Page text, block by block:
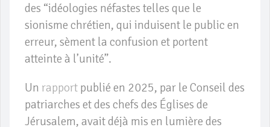
des “idéologies néfastes telles que le
sionisme chrétien, qui induisent le public en
erreur, sèment la confusion et portent
atteinte à l’unité”.
Un rapport publié en 2025, par le Conseil des
patriarches et des chefs des Églises de
Jérusalem, avait déjà mis en lumière des